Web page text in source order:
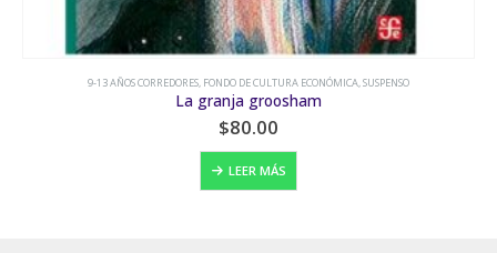
9-13 AÑOS CORREDORES, FONDO DE CULTURA ECONÓMICA,SUSPENSO
La granja groosham
$80.00
LEER MÁS